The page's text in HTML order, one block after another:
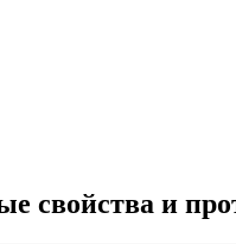
свойства и